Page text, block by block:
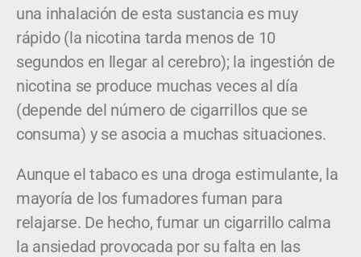
una inhalación de esta sustancia es muy
rápido (la nicotina tarda menos de 10
segundos en llegar al cerebro); la ingestión de
nicotina se produce muchas veces al día
(depende del número de cigarrillos que se
consuma) y se asocia a muchas situaciones.
Aunque el tabaco es una droga estimulante, la
mayoría de los fumadores fuman para
relajarse. De hecho, fumar un cigarrillo calma
la ansiedad provocada por su falta en las